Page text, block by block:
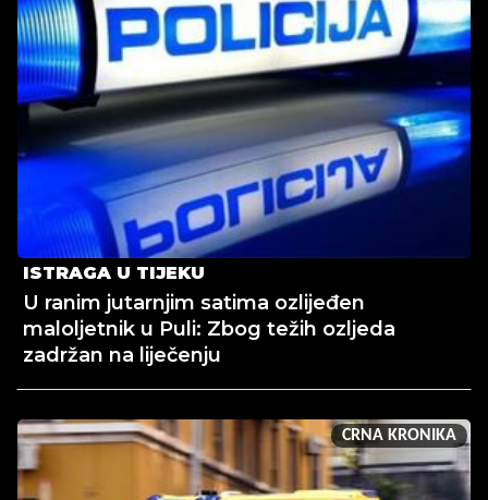
ISTRAGA U TIJEKU
U ranim jutarnjim satima ozlijeđen
maloljetnik u Puli: Zbog težih ozljeda
zadržan na liječenju
CRNA KRONIKA